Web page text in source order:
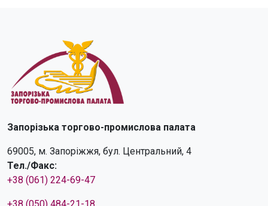
Запорізька торгово-промислова палата
69005, м. Запоріжжя, бул. Центральний, 4
Тел./Факс:
+38 (061) 224-69-47